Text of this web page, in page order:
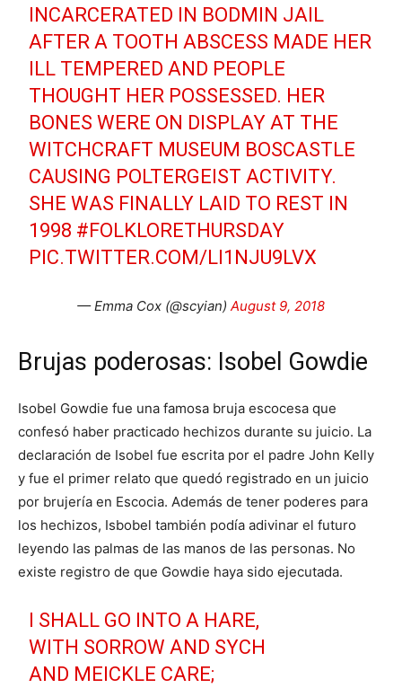
INCARCERATED IN BODMIN JAIL
AFTER A TOOTH ABSCESS MADE HER
ILL TEMPERED AND PEOPLE
THOUGHT HER POSSESSED. HER
BONES WERE ON DISPLAY AT THE
WITCHCRAFT MUSEUM BOSCASTLE
CAUSING POLTERGEIST ACTIVITY.
SHE WAS FINALLY LAID TO REST IN
1998 #FOLKLORETHURSDAY
PIC.TWITTER.COM/LI1NJU9LVX
— Emma Cox (@scyian) August 9, 2018
Brujas poderosas: Isobel Gowdie
Isobel Gowdie fue una famosa bruja escocesa que
confesó haber practicado hechizos durante su juicio. La
declaración de Isobel fue escrita por el padre John Kelly
y fue el primer relato que quedó registrado en un juicio
por brujería en Escocia. Además de tener poderes para
los hechizos, Isbobel también podía adivinar el futuro
leyendo las palmas de las manos de las personas. No
existe registro de que Gowdie haya sido ejecutada.
I SHALL GO INTO A HARE,
WITH SORROW AND SYCH
AND MEICKLE CARE;